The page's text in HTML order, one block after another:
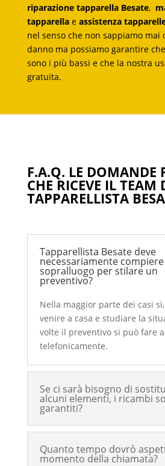
riparazione tapparella Besate,
tapparellae assistenza
nel senso che non sappiamo mai
danno ma possiamo garantire
sono i più bassi e che la nostra
gratuita.
F.A.Q. LE DOMANDE
CHE RICEVE IL TEAM
TAPPARELLISTA
Tapparellista Besate deve
necessariamente
sopralluogo per stilare un
preventivo?
Nella maggior parte dei casi
venire a casa e studiare la
volte il preventivo si può fare
telefonicamente.
Se ci sarà bisogno di
alcuni elementi, i ricambi
garantiti?
Quanto tempo dovrò
momento della chiamata?